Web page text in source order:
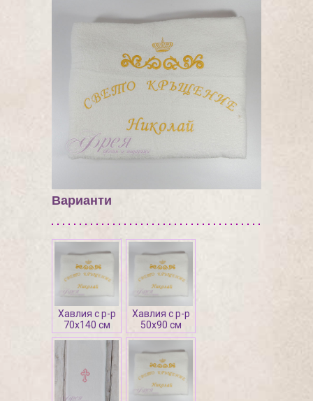
Варианти
Хавлия с р-р
70х140 см
Хавлия с р-р
50х90 см